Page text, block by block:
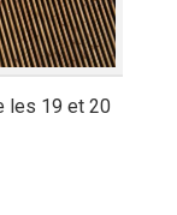
les 19 et 20